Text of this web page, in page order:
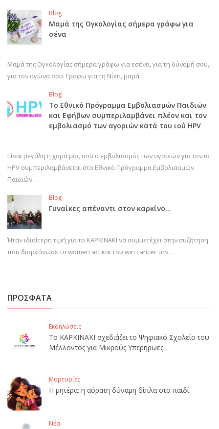
Blog
Μαμά της Ογκολογίας σήμερα γράφω για
σένα
Μαμά της Ογκολογίας σήμερα γράφω για εσένα, για τη δύναμή σου,
για τον αγώνα σου. Γράφω για τη Νίκη, μαμά…
Blog
Το Εθνικό Πρόγραμμα Εμβολιασμών Παιδιών
και Εφήβων συμπεριλαμβάνει πλέον και τον
εμβολιασμό των αγοριών κατά του ιού HPV
Είναι μεγάλη η χαρά μας που ο εμβολιασμός των αγοριών για τον ιό
HPV συμπεριλαμβάνεται στο Εθνικό Πρόγραμμα Εμβολιασμών
Παιδιών…
Blog
Γυναίκες απέναντι στον καρκίνο…
Ήταν ιδιαίτερη τιμή για το ΚΑΡΚΙΝΑΚΙ να συμμετέχει στην συζήτηση
που διοργάνωσε το women act και του win cancer την…
ΠΡΟΣΦΑΤΑ
Εκδηλώσεις
Το ΚΑΡΚΙΝΑΚΙ σχεδιάζει το Ψηφιακό Σχολείο του
Μέλλοντος για Μικρούς Υπερήρωες
Μαρτυρίες
Η μητέρα: η αόρατη δύναμη δίπλα στο παιδί
Νέα